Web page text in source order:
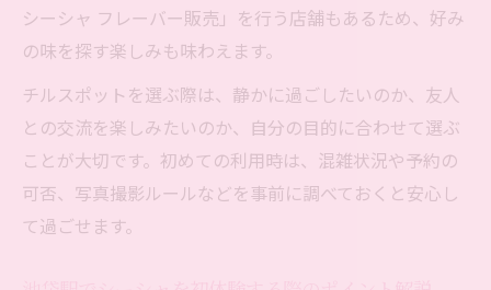
シーシャ フレーバー販売」を行う店舗もあるため、好み
の味を探す楽しみも味わえます。
チルスポットを選ぶ際は、静かに過ごしたいのか、友人
との交流を楽しみたいのか、自分の目的に合わせて選ぶ
ことが大切です。初めての利用時は、混雑状況や予約の
可否、写真撮影ルールなどを事前に調べておくと安心し
て過ごせます。